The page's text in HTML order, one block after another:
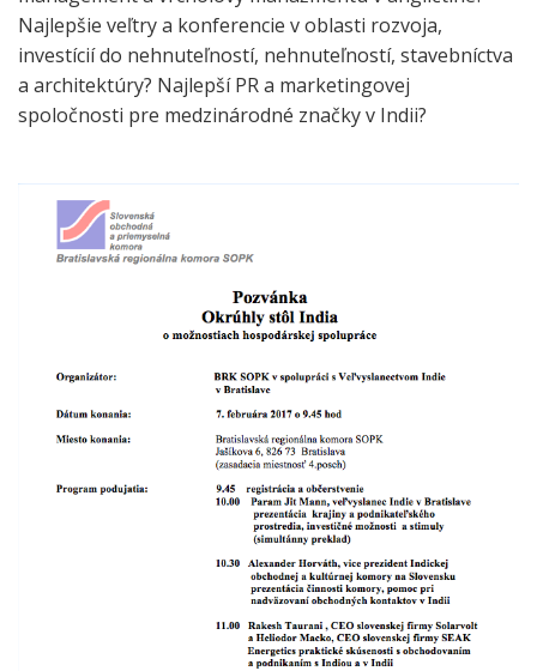
Najlepšie veľtry a konferencie v oblasti rozvoja,
investícií do nehnuteľností, nehnuteľností, stavebníctva
a architektúry? Najlepší PR a marketingovej
spoločnosti pre medzinárodné značky v Indii?